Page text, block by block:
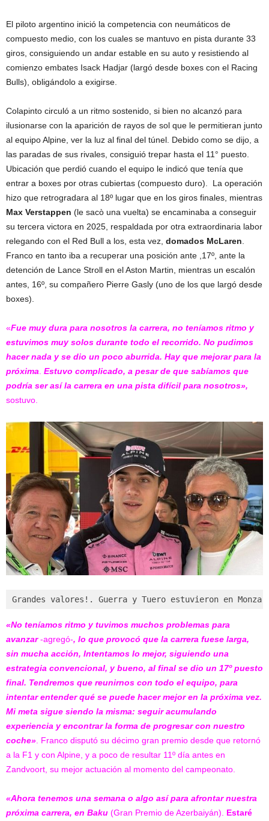
El piloto argentino inició la competencia con neumáticos de
compuesto medio, con los cuales se mantuvo en pista durante 33
giros, consiguiendo un andar estable en su auto y resistiendo al
comienzo embates Isack Hadjar (largó desde boxes con el Racing
Bulls), obligándolo a exigirse.
Colapinto circuló a un ritmo sostenido, si bien no alcanzó para
ilusionarse con la aparición de rayos de sol que le permitieran junto
al equipo Alpine, ver la luz al final del túnel. Debido como se dijo, a
las paradas de sus rivales, consiguió trepar hasta el 11° puesto.
Ubicación que perdió cuando el equipo le indicó que tenía que
entrar a boxes por otras cubiertas (compuesto duro). La operación
hizo que retrogradara al 18º lugar que en los giros finales, mientras
Max Verstappen (le sacò una vuelta) se encaminaba a conseguir
su tercera victora en 2025, respaldada por otra extraordinaria labor
relegando con el Red Bull a los, esta vez, domados McLaren
Franco en tanto iba a recuperar una posición ante ,17º, ante la
detención de Lance Stroll en el Aston Martin, mientras un escalón
antes, 16º, su compañero Pierre Gasly (uno de los que largó desde
boxes).
«Fue muy dura para nosotros la carrera, no teníamos ritmo y
estuvimos muy solos durante todo el recorrido. No pudimos
hacer nada y se dio un poco aburrida. Hay que mejorar para la
próxima Estuvo complicado, a pesar de que sabíamos que
podría ser así la carrera en una pista difícil para nosotros»,
sostuvo.
Grandes valores!. Guerra y Tuero estuvieron en Monza
«No teníamos ritmo y tuvimos muchos problemas para
avanzar-agregó-, lo que provocó que la carrera fuese larga,
sin mucha acción, Intentamos lo mejor, siguiendo una
estrategia convencional, y bueno, al final se dio un 17º puesto
final. Tendremos que reunirnos con todo el equipo, para
intentar entender qué se puede hacer mejor en la próxima vez.
Mi meta sigue siendo la misma: seguir acumulando
experiencia y encontrar la forma de progresar con nuestro
coche» . Franco disputó su décimo gran premio desde que retornó
a la F1 y con Alpine, y a poco de resultar 11º día antes en
Zandvoort, su mejor actuación al momento del campeonato.
«Ahora tenemos una semana o algo así para afrontar nuestra
próxima carrera, en Baku (Gran Premio de Azerbaiyán). Estaré